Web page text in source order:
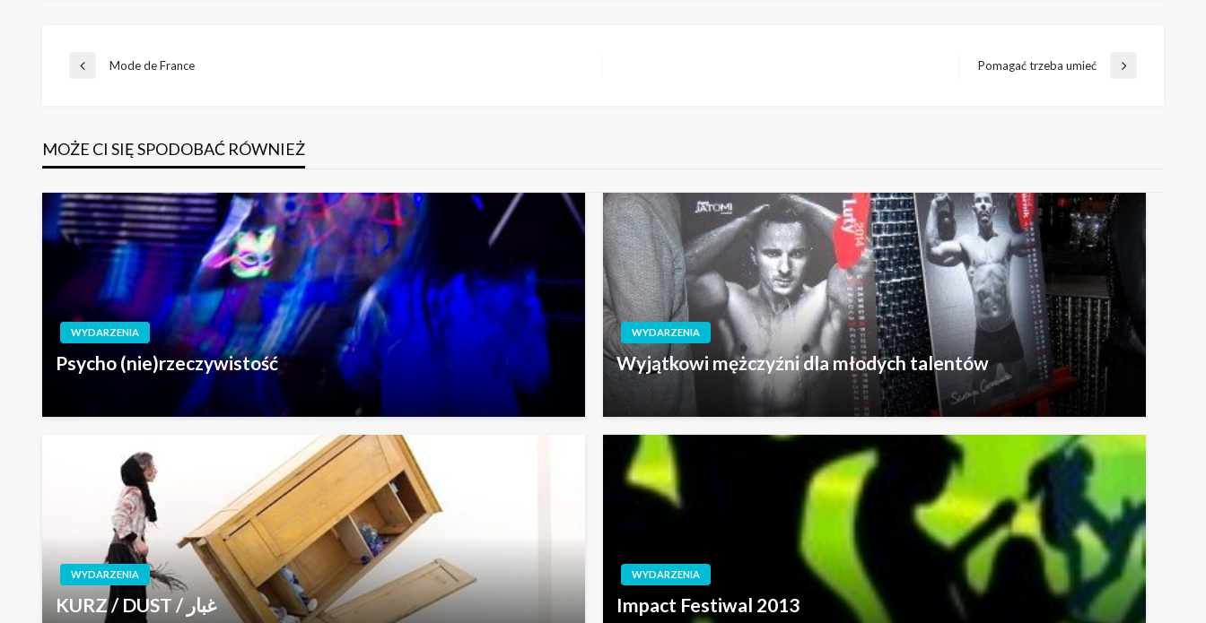
Nawigacja
Poprzedni
Mode de France
Następny
Pomagać trzeba umieć
MOŻE CI SIĘ SPODOBAĆ RÓWNIEŻ
WYDARZENIA
Psycho (nie)rzeczywistość
WYDARZENIA
Wyjątkowi mężczyźni dla młodych talentów
WYDARZENIA
KURZ / DUST / غبار
WYDARZENIA
Impact Festiwal 2013